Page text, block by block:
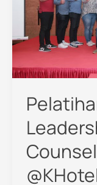
Coaching
Counselling
di
(7-
Oktober
2023)